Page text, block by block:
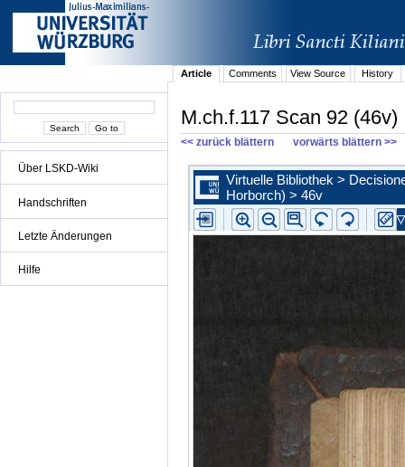
Über LSKD-Wiki
Handschriften
Letzte Änderungen
Hilfe
Article Comments View Source History
M.ch.f.117 Scan 92 (46v)
<< zurück blättern vorwärts blättern >>